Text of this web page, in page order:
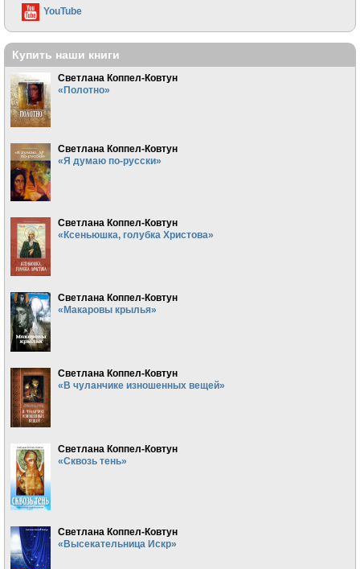
YouTube
Купить наши книги
Светлана Коппел-Ковтун
«Полотно»
Светлана Коппел-Ковтун
«Я думаю по-русски»
Светлана Коппел-Ковтун
«Ксеньюшка, голубка Христова»
Светлана Коппел-Ковтун
«Макаровы крылья»
Светлана Коппел-Ковтун
«В чуланчике изношенных вещей»
Светлана Коппел-Ковтун
«Сквозь тень»
Светлана Коппел-Ковтун
«Высекательница Искр»